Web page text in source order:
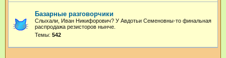
Базарные разговорчики
Слыхали, Иван Никифорович? У Авдотьи Семеновны-то финальная
распродажа резисторов нынче.
Темы: 542